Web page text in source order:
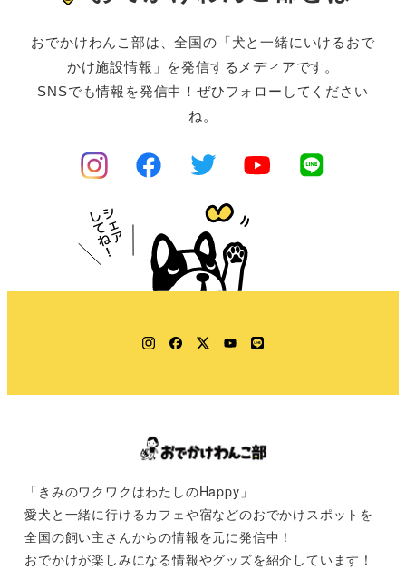
おでかけわんこ部は、全国の「犬と一緒にいけるおで
かけ施設情報」を発信するメディアです。
SNSでも情報を発信中！ぜひフォローしてください
ね。
Instagram
Facebook
TwitterYouTube
LINE
「きみのワクワクはわたしのHappy」
愛犬と一緒に行けるカフェや宿などのおでかけスポットを
全国の飼い主さんからの情報を元に発信中！
おでかけが楽しみになる情報やグッズを紹介しています！